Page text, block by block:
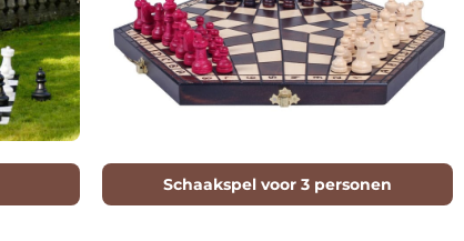
Schaakspel voor 3 personen